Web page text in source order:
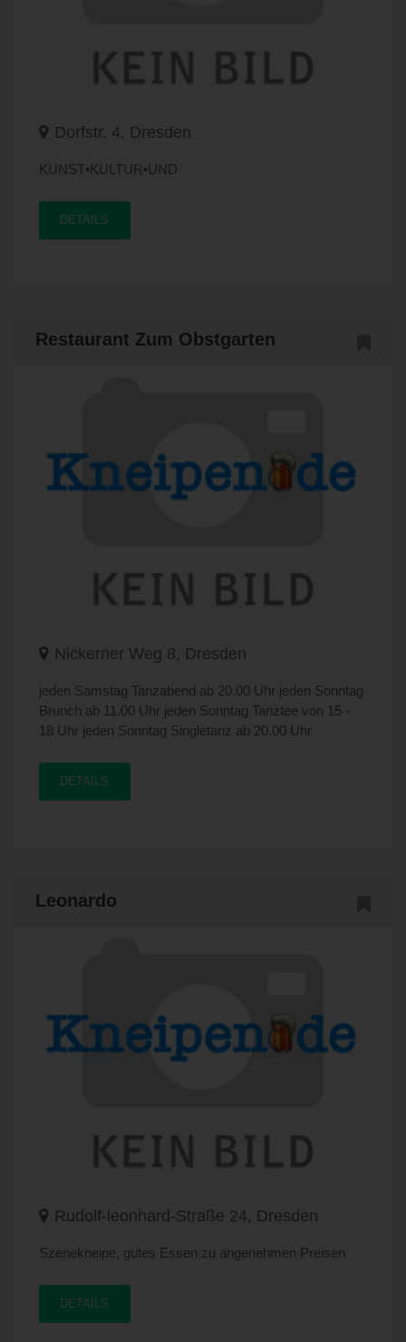
Dorfstr. 4, Dresden
KUNST•KULTUR•UND
DETAILS
Restaurant Zum Obstgarten
Nickerner Weg 8, Dresden
jeden Samstag Tanzabend ab 20.00 Uhr jeden Sonntag
Brunch ab 11.00 Uhr jeden Sonntag Tanztee von 15 -
18 Uhr jeden Sonntag Singletanz ab 20.00 Uhr
DETAILS
Leonardo
Rudolf-leonhard-Straße 24, Dresden
Szenekneipe, gutes Essen zu angenehmen Preisen
DETAILS